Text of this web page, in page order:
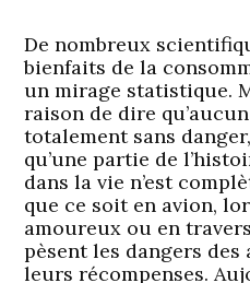
De nombreux
bienfaits de la
un mirage statistique.
raison de dire
totalement sans
qu’une partie de
dans la vie n’est
que ce soit en avion,
amoureux ou en
pèsent les dangers
leurs récompenses.